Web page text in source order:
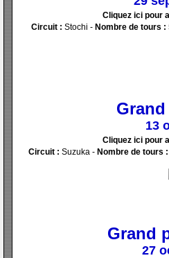
Cliquez ici pour
Circuit : Stochi - Nombre de tours :
13
Cliquez ici pour
Circuit : Suzuka - Nombre de tours :
Grand
27